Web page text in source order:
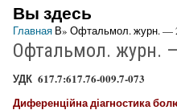
Вы здесь
Главная В» Офтальмол. журн. —
Офтальмол. журн.
УДК 617.7:617.76-009.7-073
Диференційна діагностика